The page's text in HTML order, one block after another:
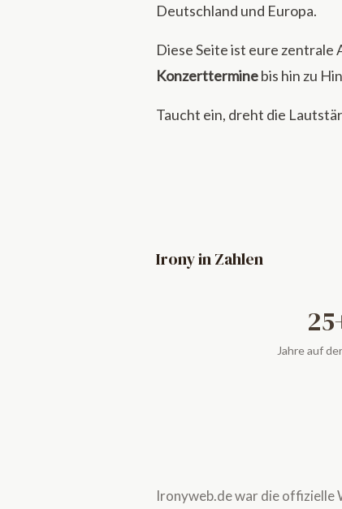
Deutschland und Europa.
Diese Seite ist eure zentrale
Konzertterminebis hin zu
Taucht ein, dreht die
Irony in Zahlen
Jahre auf
Ironyweb.de war die offizielle